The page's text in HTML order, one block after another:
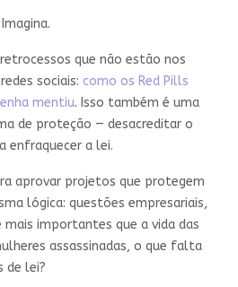
que não estão nos
sociais: como os Red Pills
mentiu. Isso também é uma
de proteção — desacreditar o
enfraquecer a lei.
aprovar projetos que protegem
lógica: questões empresariais,
mais importantes que a vida das
assassinadas, o que falta
de lei?